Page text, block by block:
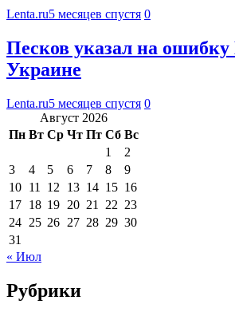
Lenta.ru5 месяцев спустя 0
Песков указал на
Украине
Lenta.ru5 месяцев спустя 0
Август 2026
Пн Вт Ср Чт Пт Сб Вс
1
2
3
4 5 6 7 8
9
10 11 12 13 14 15 16
17 18 19 20 21 22 23
24 25 26 27 28 29 30
31
« Июл
Рубрики